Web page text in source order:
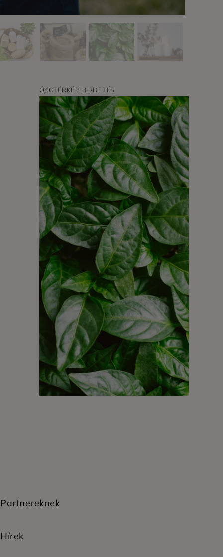
ÖKOTÉRKÉP HIRDETÉS
Partnereknek
Hírek